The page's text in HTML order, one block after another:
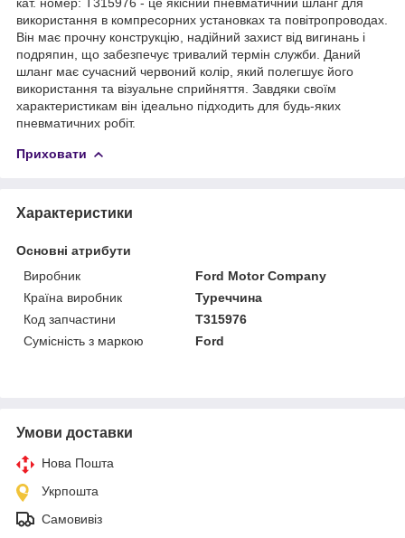
використання в компресорних установках та повітропроводах.
Він має прочну конструкцію, надійний захист від вигинань і
подряпин, що забезпечує тривалий термін служби. Даний
шланг має сучасний червоний колір, який полегшує його
використання та візуальне сприйняття. Завдяки своїм
характеристикам він ідеально підходить для будь-яких
пневматичних робіт.
Приховати
Характеристики
Основні атрибути
Виробник
Ford Motor Company
Країна виробник
Туреччина
Код запчастини
T315976
Сумісність з маркою
Ford
Умови доставки
Нова Пошта
Укрпошта
Самовивіз